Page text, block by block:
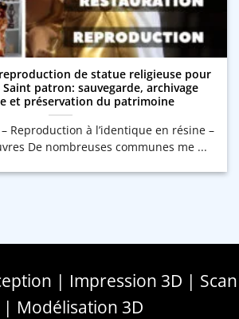
de statue religieuse pour
patron: sauvegarde, archivage
et préservation du patrimoine
Reproduction à l’identique en résine –
De nombreuses communes me ...
| Impression 3D | Scan
| Modélisation 3D